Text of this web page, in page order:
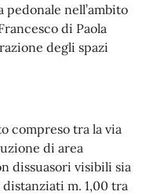
nell’ambito
di Paola
degli spazi
compreso tra la via
di area
dissuasori visibili sia
m. 1,00 tra